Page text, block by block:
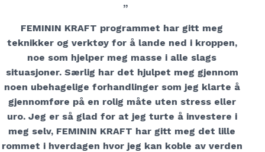
”
FEMININ KRAFT programmet har gitt meg
teknikker og verktøy for å lande ned i kroppen,
noe som hjelper meg masse i alle slags
situasjoner. Særlig har det hjulpet meg gjennom
noen ubehagelige forhandlinger som jeg klarte å
gjennomføre på en rolig måte uten stress eller
uro. Jeg er så glad for at jeg turte å investere i
meg selv, FEMININ KRAFT har gitt meg det lille
rommet i hverdagen hvor jeg kan koble av verden